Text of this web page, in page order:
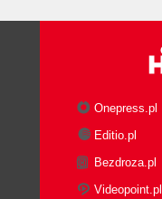
Onepress.pl
Editio.pl
Bezdroza.pl
Videopoint.pl